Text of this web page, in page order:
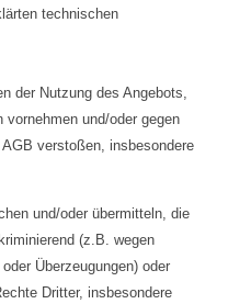
technischen
der Nutzung des Angebots,
vornehmen und/oder gegen
verstoßen, insbesondere
und/oder übermitteln, die
(z.B. wegen
Überzeugungen) oder
Dritter, insbesondere